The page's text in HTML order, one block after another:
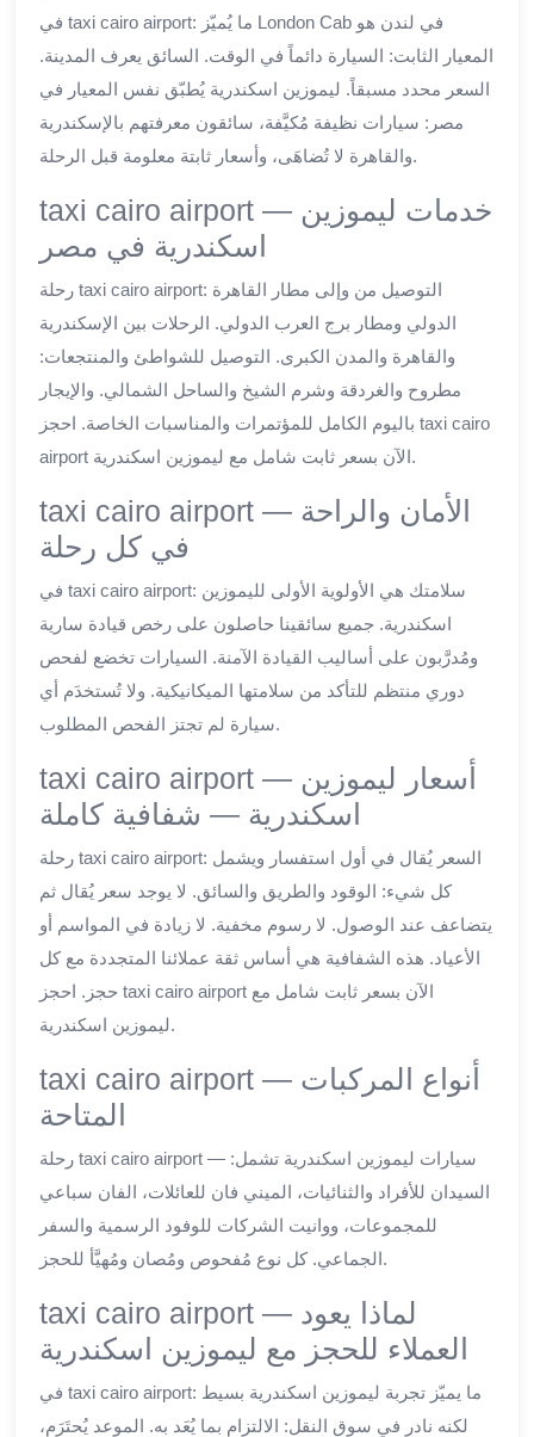
في taxi cairo airport: ما يُميّز London Cab في لندن هو
المعيار الثابت: السيارة دائماً في الوقت. السائق يعرف المدينة.
السعر محدد مسبقاً. ليموزين اسكندرية يُطبّق نفس المعيار في
مصر: سيارات نظيفة مُكيَّفة، سائقون معرفتهم بالإسكندرية
والقاهرة لا تُضاهَى، وأسعار ثابتة معلومة قبل الرحلة.
taxi cairo airport — خدمات ليموزين
اسكندرية في مصر
رحلة taxi cairo airport: التوصيل من وإلى مطار القاهرة
الدولي ومطار برج العرب الدولي. الرحلات بين الإسكندرية
والقاهرة والمدن الكبرى. التوصيل للشواطئ والمنتجعات:
مطروح والغردقة وشرم الشيخ والساحل الشمالي. والإيجار
باليوم الكامل للمؤتمرات والمناسبات الخاصة. احجز taxi cairo
airport الآن بسعر ثابت شامل مع ليموزين اسكندرية.
taxi cairo airport — الأمان والراحة
في كل رحلة
في taxi cairo airport: سلامتك هي الأولوية الأولى لليموزين
اسكندرية. جميع سائقينا حاصلون على رخص قيادة سارية
ومُدرَّبون على أساليب القيادة الآمنة. السيارات تخضع لفحص
دوري منتظم للتأكد من سلامتها الميكانيكية. ولا تُستخدَم أي
سيارة لم تجتز الفحص المطلوب.
taxi cairo airport — أسعار ليموزين
اسكندرية — شفافية كاملة
رحلة taxi cairo airport: السعر يُقال في أول استفسار ويشمل
كل شيء: الوقود والطريق والسائق. لا يوجد سعر يُقال ثم
يتضاعف عند الوصول. لا رسوم مخفية. لا زيادة في المواسم أو
الأعياد. هذه الشفافية هي أساس ثقة عملائنا المتجددة مع كل
حجز. احجز taxi cairo airport الآن بسعر ثابت شامل مع
ليموزين اسكندرية.
taxi cairo airport — أنواع المركبات
المتاحة
رحلة taxi cairo airport — سيارات ليموزين اسكندرية تشمل:
السيدان للأفراد والثنائيات، الميني فان للعائلات، الفان سباعي
للمجموعات، ووانيت الشركات للوفود الرسمية والسفر
الجماعي. كل نوع مُفحوص ومُصان ومُهيَّأ للحجز.
taxi cairo airport — لماذا يعود
العملاء للحجز مع ليموزين اسكندرية
في taxi cairo airport: ما يميّز تجربة ليموزين اسكندرية بسيط
لكنه نادر في سوق النقل: الالتزام بما يُعَد به. الموعد يُحتَرَم،